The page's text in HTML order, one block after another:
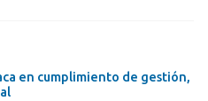
en cumplimiento de gestión,